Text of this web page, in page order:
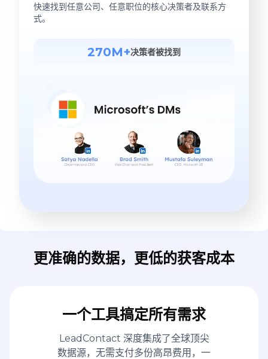
快速找到任意公司、任意职位的核心决策者及联系方
式。
270M+决策者被找到
更准确的数据，更低的获客成本
一个工具搞定所有需求
LeadContact 深度集成了全球顶尖
数据源，无需支付多份高昂费用，一